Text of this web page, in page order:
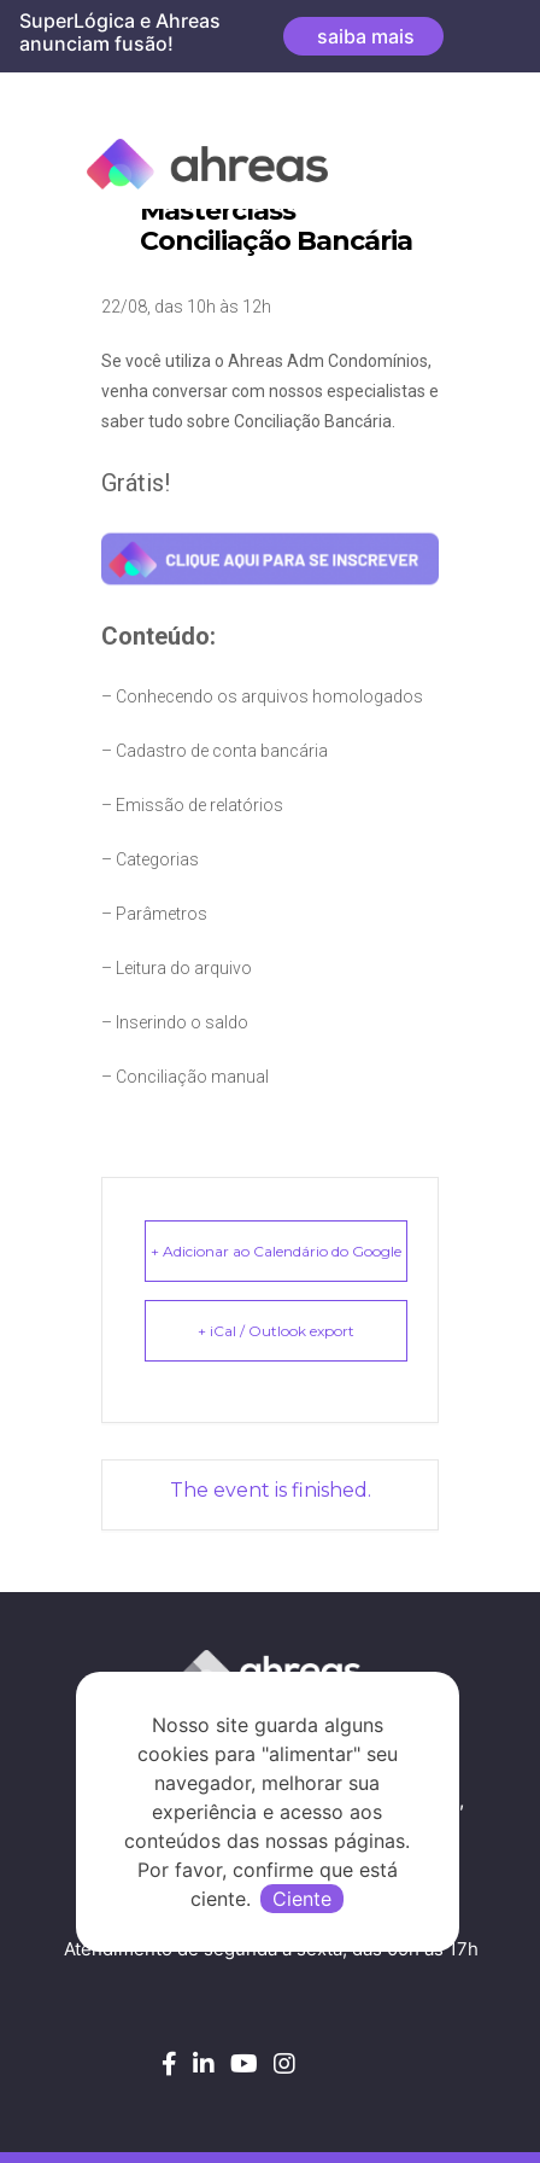
Skip
content
SuperLógica e Ahreas
anunciam fusão!
saiba mais
Nosso site guarda alguns
cookies para "alimentar" seu
navegador, melhorar sua
experiência e acesso aos
conteúdos das nossas páginas.
Por favor, confirme que está
ciente.
Ciente
Masterclass
Conciliação Bancária
22/08, das 10h às 12h
Se você utiliza o Ahreas Adm Condomínios,
venha conversar com nossos especialistas e
saber tudo sobre Conciliação Bancária.
Grátis!
Conteúdo:
– Conhecendo os arquivos homologados
– Cadastro de conta bancária
– Emissão de relatórios
– Categorias
– Parâmetros
– Leitura do arquivo
– Inserindo o saldo
– Conciliação manual
+ Adicionar ao Calendário do Google
+ iCal / Outlook export
The event is finished.
Tecnologia que transforma!
Al. Rio Negro, 585/B, Alphaville Industrial,
Barueri - SP, SP 06454-000
Traçar rota
Atendimento de segunda a sexta, das 09h às 17h